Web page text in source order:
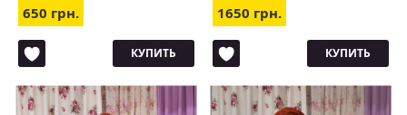
650 грн.
КУПИТЬ
1650 грн.
КУПИТЬ